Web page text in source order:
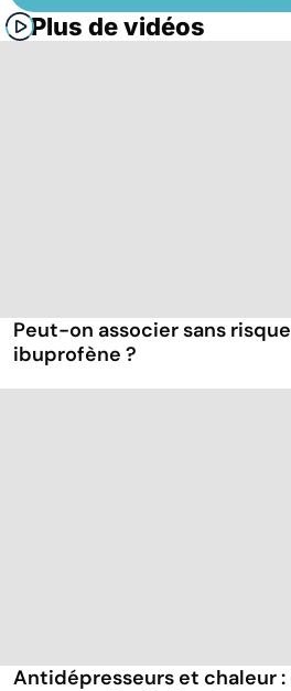
Plus de vidéos
Peut-on associer sans
ibuprofène ?
Antidépresseurs et chaleur